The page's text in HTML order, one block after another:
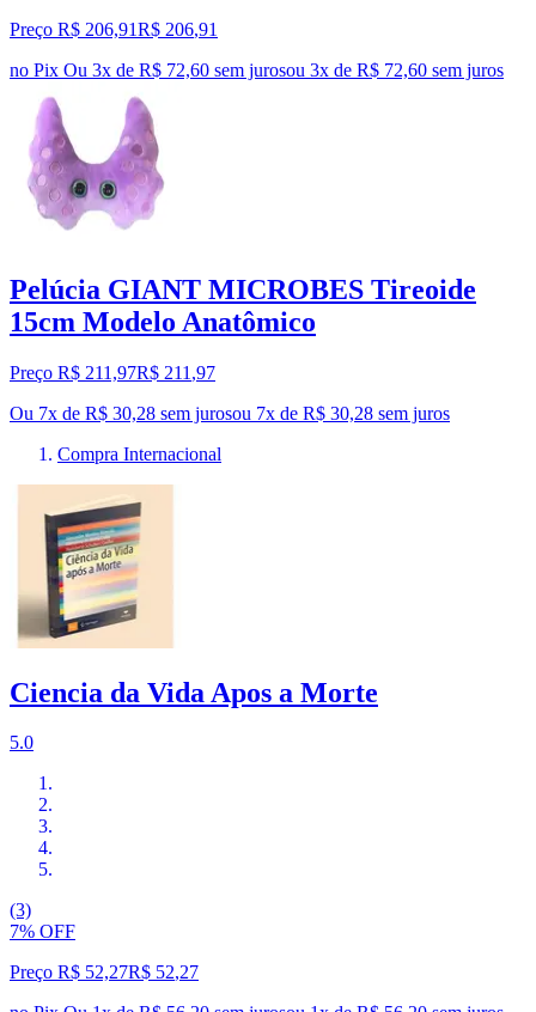
Preço R$ 206,91R$ 206,91
no Pix Ou 3x de R$ 72,60 sem jurosou 3x de R$ 72,60 sem juros
Pelúcia GIANT MICROBES Tireoide
15cm Modelo Anatômico
Preço R$ 211,97R$ 211 ,97
Ou 7x de R$ 30,28 sem jurosou 7x de R$ 30,28 sem juros
Compra Internacional
Ciencia da Vida Apos a Morte
5.0
(3)
7% OFF
Preço R$ 52,27R$ 52,27